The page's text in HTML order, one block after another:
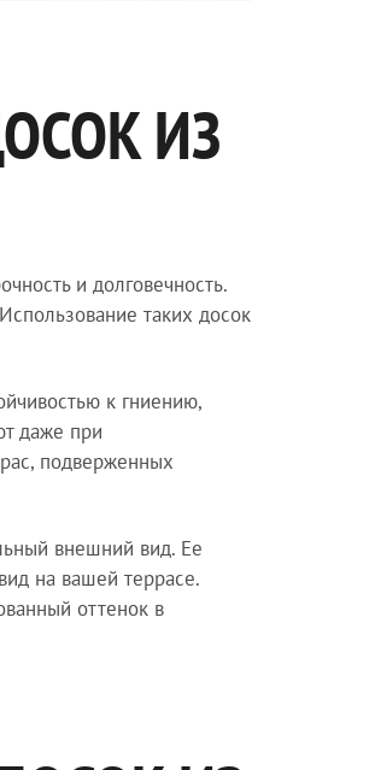
ИЗ
и долговечность.
таких досок
к гниению,
даже при
подверженных
внешний вид. Ее
на вашей террасе.
оттенок в